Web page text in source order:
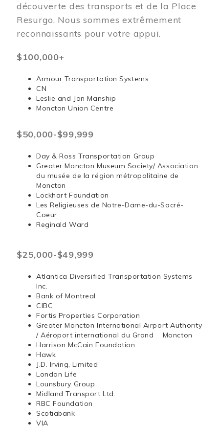
découverte des transports et de la Place
Resurgo. Nous sommes extrêmement
reconnaissants pour votre appui.
$100,000+
Armour Transportation Systems
CN
Leslie and Jon Manship
Moncton Union Centre
$50,000-$99,999
Day & Ross Transportation Group
Greater Moncton Museum Society/ Association
du musée de la région métropolitaine de
Moncton
Lockhart Foundation
Les Religieuses de Notre-Dame-du-Sacré-
Coeur
Reginald Ward
$25,000-$49,999
Atlantica Diversified Transportation Systems
Inc.
Bank of Montreal
CIBC
Fortis Properties Corporation
Greater Moncton International Airport Authority
/ Aéroport international du Grand Moncton
Harrison McCain Foundation
Hawk
J.D. Irving, Limited
London Life
Lounsbury Group
Midland Transport Ltd.
RBC Foundation
Scotiabank
VIA